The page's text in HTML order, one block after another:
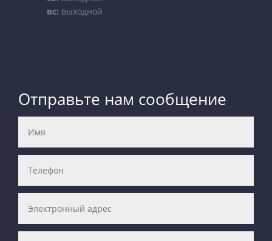
вс: выходной
Отправьте нам сообщение